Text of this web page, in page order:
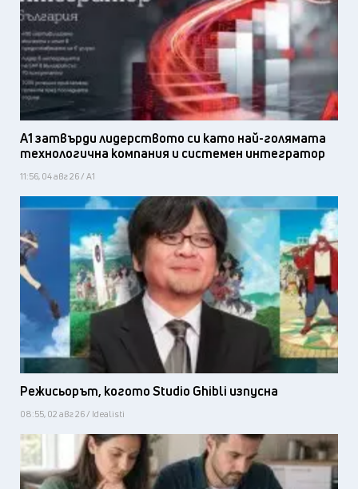
А1 затвърди лидерството си като най-голямата
технологична компания и системен интегратор
11:56, 04 авг 26 / А1
Режисьорът, когото Studio Ghibli изпусна
08:55, 02 авг 26 / Idealisti